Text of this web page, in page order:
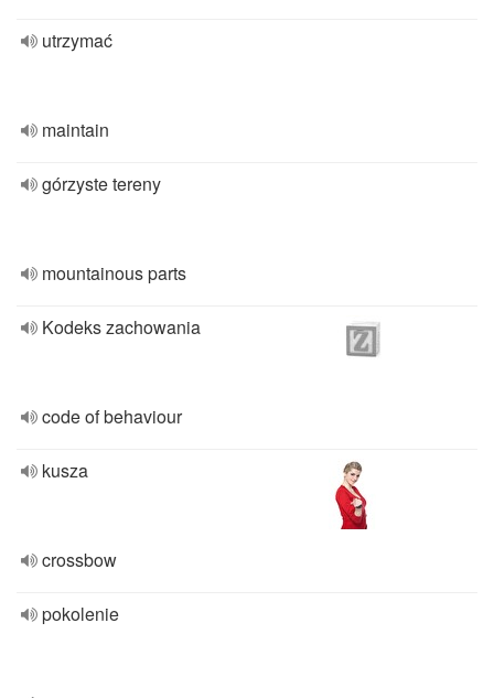
utrzymać
maintain
górzyste tereny
mountainous parts
Kodeks zachowania
code of behaviour
kusza
crossbow
pokolenie